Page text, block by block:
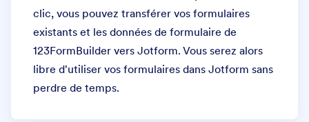
clic, vous pouvez transférer vos formulaires
existants et les données de formulaire de
123FormBuilder vers Jotform. Vous serez alors
libre d'utiliser vos formulaires dans Jotform sans
perdre de temps.